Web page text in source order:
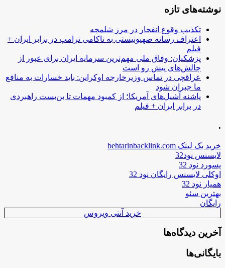
نوشته‌های تازه
تکذیب وقوع انفجار در مرز شلمچه
اعتراف رسانه صهیونیستی به ناکامی ترامپ در برابر ایران +
فیلم
پزشکیان: وفاق ملی مهم‌ترین سرمایه ایران برای عبور از
چالش‌های پیش رو است
عراقچی در تماس وزیرخارجه اوکراین: باید خسارات به منافع
ما جبران شود
پاشنه آشیل‌های آمریکا؛ از کمبود مهمات تا بن‌بست راهبردی
در برابر ایران + فیلم
.
خرید بک لینک behtarinbacklink.com
لایسنس نود32
پسورد نود 32
اوکلی لایسنس رایگان نود 32
همیار نود 32
بهترین سئو
رایگان
خرید آنتی ویروس
آخرین دیدگاه‌ها
بایگانی‌ها